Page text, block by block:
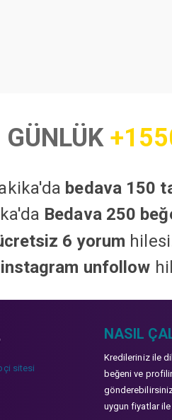
GÜNLÜK
bedava 150
Bedava 250
6 yorum
instagram unfollow
sitesi
NASIL
Kredileriniz ile
beğeni ve
uygun fiyatlar